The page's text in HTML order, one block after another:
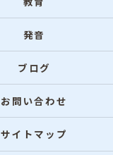
発音
ブログ
お問い合わせ
サイトマップ